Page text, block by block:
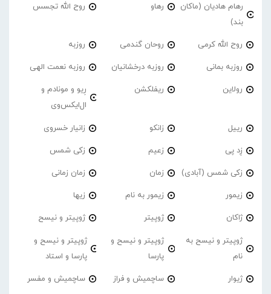
رهام هادیان (ماکان
بند)
رهاو روح الله تجسس
روح الله کرمی روحان گندمی روزبه
روزبه بمانی روزبه درخشانیان روزبه نعمت الهی
رولاین ریفلکشن
رِیو و مونادم و
ال‌ایکس‌وی
رییل زانکو زانیار خسروی
زِد پی زعیم زکی شمس
زکی شمس (آبادی) زمان زمان زمانی
زیمور زیمور به نام زیها
ژاکان ژوپیتر ژوپیتر و نیسح
ژوپیتر و نیسح به
نام
ژوپیتر و نیسح و
پارسا
ژوپیتر و نیسح و
پارسا و استاد
ژیوار ساچمیش و فراز ساچمیش و مفسر